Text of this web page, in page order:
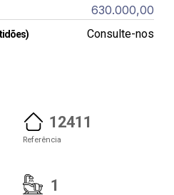
630.000,00
Consulte-nos
12411
Referência
1